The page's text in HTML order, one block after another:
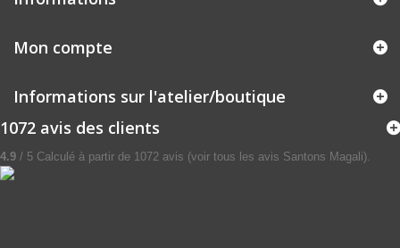
Mon compte
Informations sur l'atelier/boutique
1072 avis des clients
4.9 / 5 Calculé à partir de 1072 avis (voir tous les avis Santons Magali)